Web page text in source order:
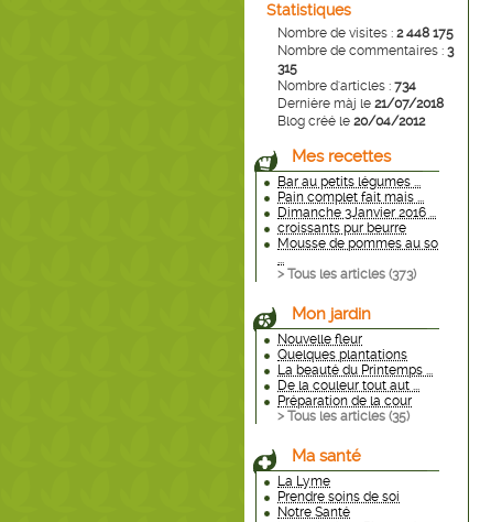
Statistiques
Nombre de visites : 2 448 175
Nombre de commentaires : 3
315
Nombre d'articles : 734
Dernière màj le 21/07/2018
Blog créé le 20/04/2012
Mes recettes
Bar au petits légumes ...
Pain complet fait mais ...
Dimanche 3Janvier 2016 ...
croissants pur beurre
Mousse de pommes au so
...
> Tous les articles (373)
Mon jardin
Nouvelle fleur
Quelques plantations
La beauté du Printemps ...
De la couleur tout aut ...
Préparation de la cour
> Tous les articles (35)
Ma santé
La Lyme
Prendre soins de soi
Notre Santé